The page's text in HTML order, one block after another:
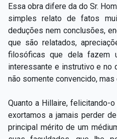
Essa obra difere da do Sr.
simples relato de fatos
deduções nem conclusões,
que são relatados,
filosóficas que dela fazem
interessante e instrutivo e no
não somente convencido,
Quanto a Hillaire, felicitando-
exortamos a jamais perder
principal mérito de um